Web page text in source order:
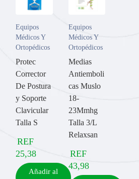
Equipos
Médicos Y
Ortopédicos
Protec
Corrector
De Postura
y Soporte
Clavicular
Talla S
REF
25,38
Añadir al
Equipos
Médicos Y
Ortopédicos
Medias
Antiemboli
cas Muslo
18-
23Mmhg
Talla 3/L
Relaxsan
REF
43,98